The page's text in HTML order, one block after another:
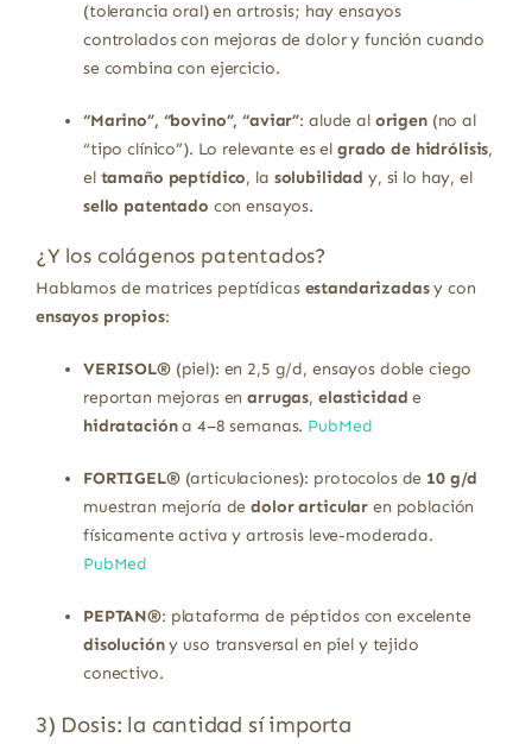
(tolerancia oral) en artrosis; hay ensayos
controlados con mejoras de dolor y función cuando
se combina con ejercicio.
“Marino”, “bovino”, “aviar”: alude al origen(no al
“tipo clínico”). Lo relevante es el grado de hidrólisis,
el tamaño peptídico, la solubilidad y, si lo hay, el
sello patentado con ensayos.
¿Y los colágenos patentados?
Hablamos de matrices peptídicas estandarizadasy con
ensayos propios:
VERISOL®(piel): en 2,5 g/d, ensayos doble ciego
reportan mejoras enarrugas, elasticidad e
hidratacióna 4–8 semanas. PubMed
FORTIGEL®(articulaciones): protocolos de 10 g/d
muestran mejoría dedolor articular en población
físicamente activa y artrosis leve-moderada.
PubMed
PEPTAN®: plataforma de péptidos con excelente
disolucióny uso transversal en piel y tejido
conectivo.
3) Dosis: la cantidad sí importa